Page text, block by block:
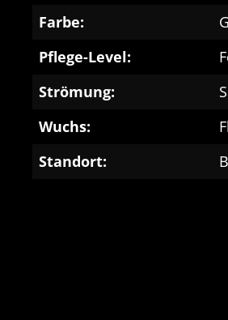
Farbe:
Pflege-Level:
Strömung:
Wuchs:
Standort: